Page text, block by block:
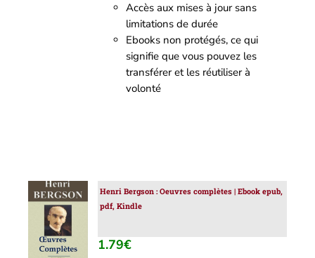
Accès aux mises à jour sans
limitations de durée
Ebooks non protégés, ce qui
signifie que vous pouvez les
transférer et les réutiliser à
volonté
AJOUTER
AU
PANIER
/
DÉTAILS
Henri Bergson : Oeuvres complètes | Ebook epub,
pdf, Kindle
1.79€